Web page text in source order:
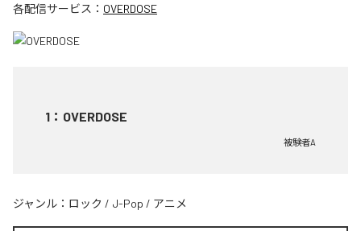
各配信サービス： OVERDOSE
1 ： OVERDOSE
被験者A
ジャンル： ロック / J-Pop / アニメ